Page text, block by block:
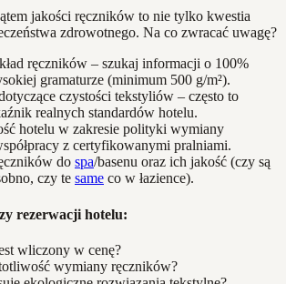
jakości ręczników to nie tylko kwestia
zdrowotnego. Na co zwracać uwagę?
ręczników – szukaj informacji o 100%
gramaturze (minimum 500 g/m²).
czystości tekstyliów – często to
realnych standardów hotelu.
hotelu w zakresie polityki wymiany
z certyfikowanymi pralniami.
do spa/basenu oraz ich jakość (czy są
czy te same co w łazience).
rezerwacji hotelu:
wliczony w cenę?
wymiany ręczników?